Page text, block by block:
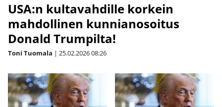
USA:n kultavahdille korkein
mahdollinen kunnianosoitus
Donald Trumpilta!
Toni Tuomala | 25.02.202608:26